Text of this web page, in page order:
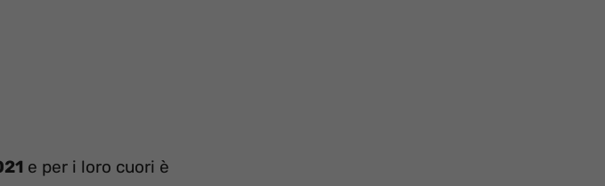
e per i loro cuori è